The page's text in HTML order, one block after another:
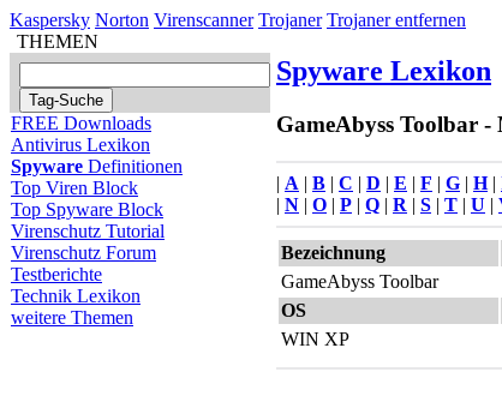
Kaspersky Norton Virenscanner Trojaner Trojaner entfernen
THEMEN
FREE Downloads
Antivirus Lexikon
Spyware Definitionen
Top Viren Block
Top Spyware Block
Virenschutz Tutorial
Virenschutz Forum
Testberichte
Technik Lexikon
weitere Themen
Spyware Lexikon
GameAbyss Toolbar
| A | B | C | D | E | F | G | H|
| N | O | P | Q | R | S | T | U |
Bezeichnung
GameAbyss Toolbar
OS
WIN XP